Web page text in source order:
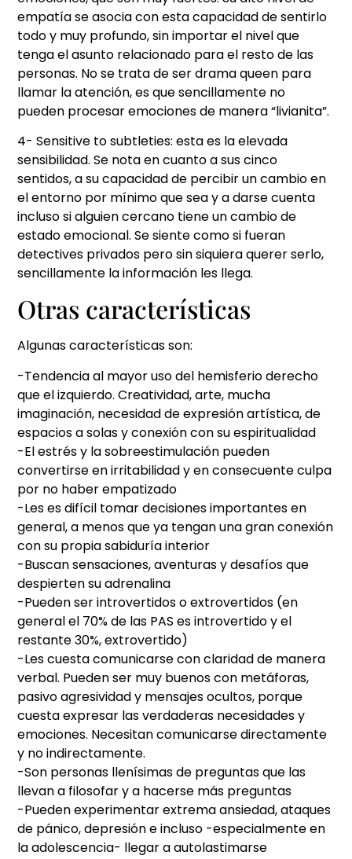
empatía se asocia con esta capacidad de sentirlo
todo y muy profundo, sin importar el nivel que
tenga el asunto relacionado para el resto de las
personas. No se trata de ser drama queen para
llamar la atención, es que sencillamente no
pueden procesar emociones de manera “livianita”.
4- Sensitive to subtleties: esta es la elevada
sensibilidad. Se nota en cuanto a sus cinco
sentidos, a su capacidad de percibir un cambio en
el entorno por mínimo que sea y a darse cuenta
incluso si alguien cercano tiene un cambio de
estado emocional. Se siente como si fueran
detectives privados pero sin siquiera querer serlo,
sencillamente la información les llega.
Otras características
Algunas características son:
-Tendencia al mayor uso del hemisferio derecho
que el izquierdo. Creatividad, arte, mucha
imaginación, necesidad de expresión artística, de
espacios a solas y conexión con su espiritualidad
-El estrés y la sobreestimulación pueden
convertirse en irritabilidad y en consecuente culpa
por no haber empatizado
-Les es difícil tomar decisiones importantes en
general, a menos que ya tengan una gran conexión
con su propia sabiduría interior
-Buscan sensaciones, aventuras y desafíos que
despierten su adrenalina
-Pueden ser introvertidos o extrovertidos (en
general el 70% de las PAS es introvertido y el
restante 30%, extrovertido)
-Les cuesta comunicarse con claridad de manera
verbal. Pueden ser muy buenos con metáforas,
pasivo agresividad y mensajes ocultos, porque
cuesta expresar las verdaderas necesidades y
emociones. Necesitan comunicarse directamente
y no indirectamente.
-Son personas llenísimas de preguntas que las
llevan a filosofar y a hacerse más preguntas
-Pueden experimentar extrema ansiedad, ataques
de pánico, depresión e incluso -especialmente en
la adolescencia- llegar a autolastimarse